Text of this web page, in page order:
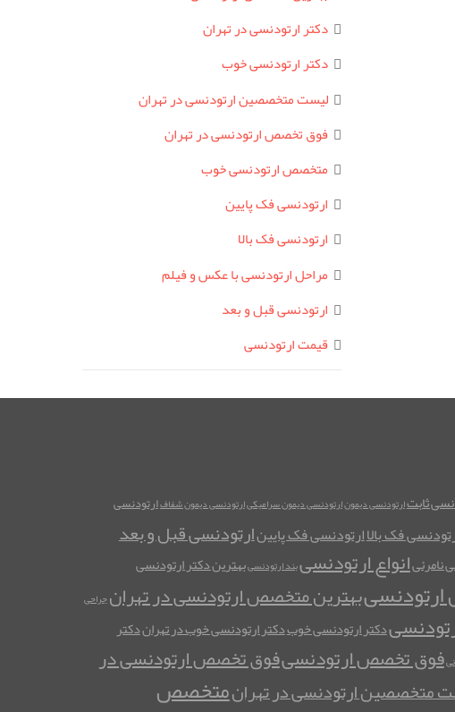
دکتر ارتودنسی در تهران
دکتر ارتودنسی خوب
لیست متخصصین ارتودنسی در تهران
فوق تخصص ارتودنسی در تهران
متخصص ارتودنسی خوب
ارتودنسی فک پایین
ارتودنسی فک بالا
مراحل ارتودنسی با عکس و فیلم
ارتودنسی قبل و بعد
قیمت ارتودنسی
ثابتارتودنسی دیمونارتودنسی دیمون سرامیکیارتودنسی دیمون شفافارتودنسی
فک بالاارتودنسی فک پایینارتودنسی قبل و بعد
نامرئیانواع ارتودنسیبند ارتودنسیبهترین دکتر ارتودنسی
بهترین متخصص ارتودنسی در تهرانجراحی
دکتر ارتودنسی خوبدکتر ارتودنسی خوب در تهراندکتر
فوق تخصص ارتودنسیفوق تخصص ارتودنسی در
متخصصین ارتودنسی در تهرانمتخصص